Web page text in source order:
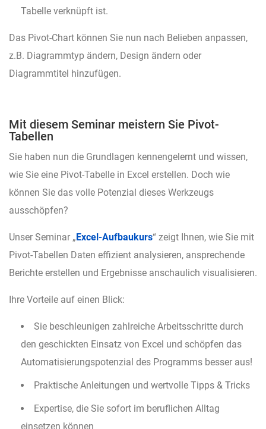
Tabelle verknüpft ist.
Das Pivot-Chart können Sie nun nach Belieben anpassen,
z.B. Diagrammtyp ändern, Design ändern oder
Diagrammtitel hinzufügen.
Mit diesem Seminar meistern Sie Pivot-
Tabellen
Sie haben nun die Grundlagen kennengelernt und wissen,
wie Sie eine Pivot-Tabelle in Excel erstellen. Doch wie
können Sie das volle Potenzial dieses Werkzeugs
ausschöpfen?
Unser Seminar „Excel-Aufbaukurs“ zeigt Ihnen, wie Sie mit
Pivot-Tabellen Daten effizient analysieren, ansprechende
Berichte erstellen und Ergebnisse anschaulich visualisieren.
Ihre Vorteile auf einen Blick:
Sie beschleunigen zahlreiche Arbeitsschritte durch
den geschickten Einsatz von Excel und schöpfen das
Automatisierungspotenzial des Programms besser aus!
Praktische Anleitungen und wertvolle Tipps & Tricks
Expertise, die Sie sofort im beruflichen Alltag
einsetzen können